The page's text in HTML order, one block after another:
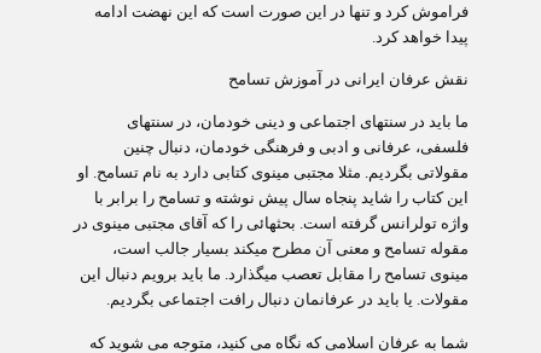
فراموش کرد و تنها در این صورت است که این نهضت ادامه
پیدا خواهد کرد.
نقش عرفان ایرانی در آموزش تسامح
ما باید در سنت‏های اجتماعی و دینی خودمان، در سنت‏های
فلسفی، عرفانی و ادبی و فرهنگی خودمان، دنبال چنین
مقولاتی بگردیم. مثلا مجتبی مینوی کتابی دارد به نام تسامح. او
این کتاب را شاید پنجاه سال پیش نوشته و تسامح را برابر با
واژه تولرانس گرفته است. بحث‏هائی را که آقای مجتبی مینوی در
مقوله تسامح و معنی آن مطرح می‏کند بسیار جالب است،
مینوی تسامح را مقابل تعصب می‏گذارد. ما باید برویم دنبال این
مقولات. یا باید در عرفانمان دنبال رافت اجتماعی بگردیم.
شما به عرفان اسلامی که نگاه می کنید، متوجه می شوید که